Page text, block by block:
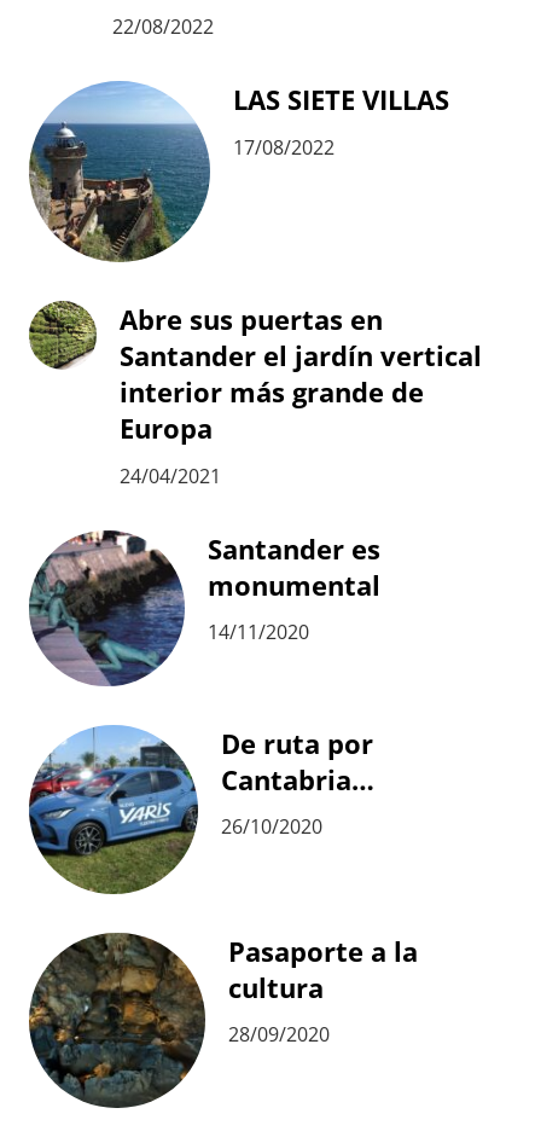
22/08/2022
LAS SIETE VILLAS
17/08/2022
Abre sus puertas en
Santander el jardín vertical
interior más grande de
Europa
24/04/2021
Santander es
monumental
14/11/2020
De ruta por
Cantabria…
26/10/2020
Pasaporte a la
cultura
28/09/2020